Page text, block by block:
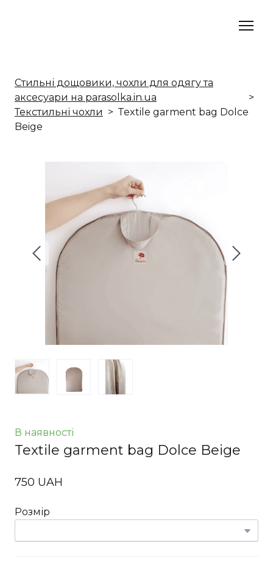
Стильні дощовики, чохли для одягу та
аксесуари на parasolka.in.ua
Текстильні чохли
Textile garment bag Dolce
Beige
В наявності
Textile garment bag Dolce Beige
750 UAH
Розмір